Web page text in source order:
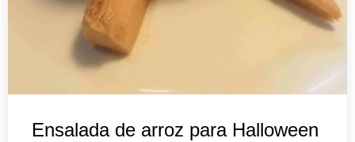
Ensalada de arroz para Halloween